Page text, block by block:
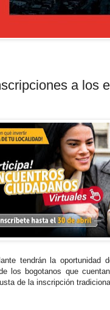
a los
tendrán la
los bogotanos que
de la inscripción